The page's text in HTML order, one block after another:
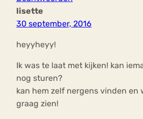
lisette
30 september, 2016
heyyheyy!
Ik was te laat met kijken! kan
nog sturen?
kan hem zelf nergens vinden en
graag zien!